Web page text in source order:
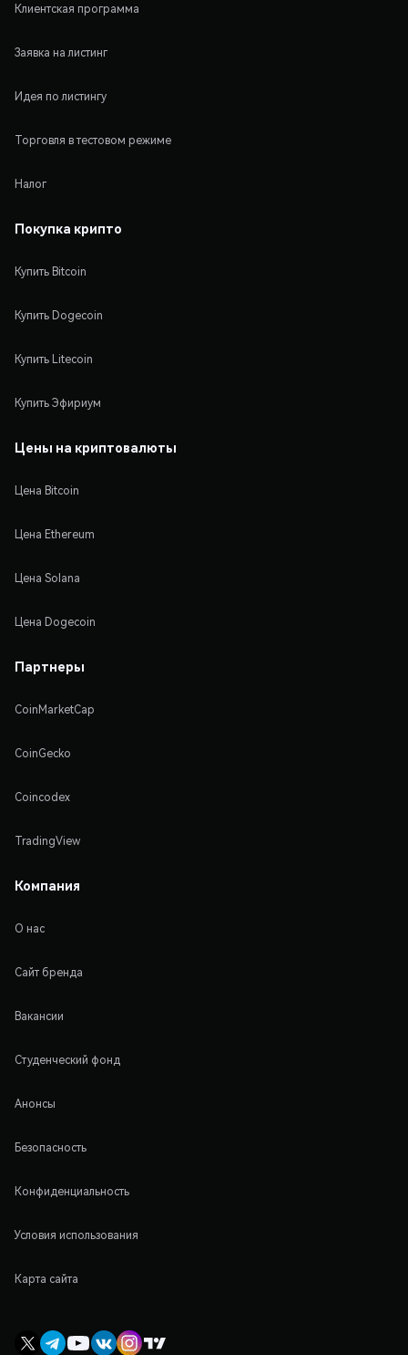
Клиентская программа
Заявка на листинг
Идея по листингу
Торговля в тестовом режиме
Налог
Покупка крипто
Купить Bitcoin
Купить Dogecoin
Купить Litecoin
Купить Эфириум
Цены на криптовалюты
Цена Bitcoin
Цена Ethereum
Цена Solana
Цена Dogecoin
Партнеры
CoinMarketCap
CoinGecko
Coincodex
TradingView
Компания
О нас
Сайт бренда
Вакансии
Студенческий фонд
Анонсы
Безопасность
Конфиденциальность
Условия использования
Карта сайта